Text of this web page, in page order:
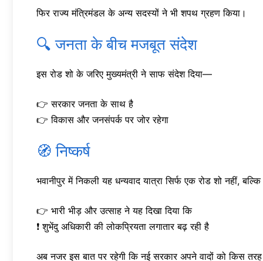
फिर राज्य मंत्रिमंडल के अन्य सदस्यों ने भी शपथ ग्रहण किया।
🔍 जनता के बीच मजबूत संदेश
इस रोड शो के जरिए मुख्यमंत्री ने साफ संदेश दिया—
👉 सरकार जनता के साथ है
👉 विकास और जनसंपर्क पर जोर रहेगा
🧭 निष्कर्ष
भवानीपुर में निकली यह धन्यवाद यात्रा सिर्फ एक रोड शो नहीं, बल्कि
👉 भारी भीड़ और उत्साह ने यह दिखा दिया कि
❗ शुभेंदु अधिकारी की लोकप्रियता लगातार बढ़ रही है
अब नजर इस बात पर रहेगी कि नई सरकार अपने वादों को किस तरह